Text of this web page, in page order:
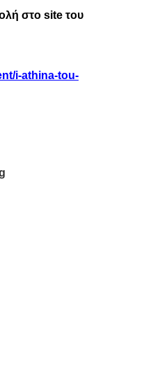
στο siteτου
i-athina-tou-